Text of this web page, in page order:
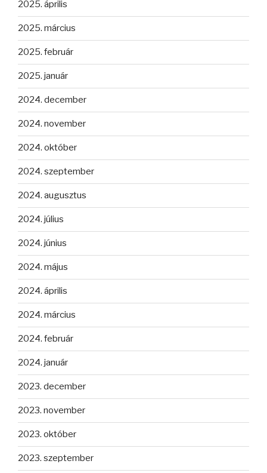
2025. április
2025. március
2025. február
2025. január
2024. december
2024. november
2024. október
2024. szeptember
2024. augusztus
2024. július
2024. június
2024. május
2024. április
2024. március
2024. február
2024. január
2023. december
2023. november
2023. október
2023. szeptember